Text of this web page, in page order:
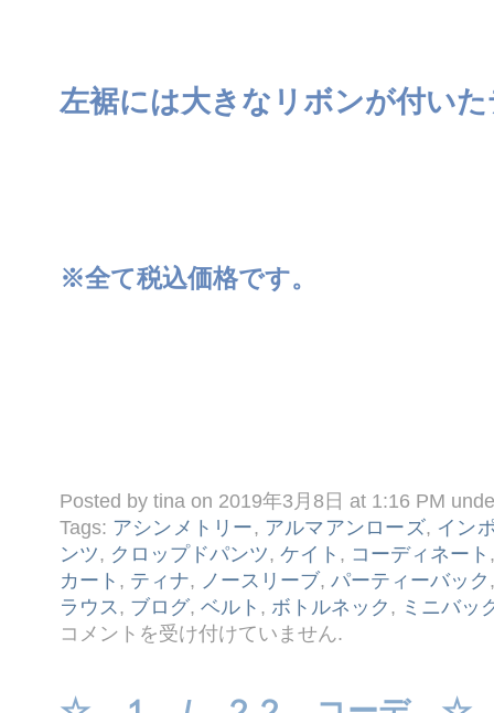
左裾には大きなリボンが付い
※全て税込価格です。
Posted by tina on 2019年3月8日 at 1:16 PM
Tags: アシンメトリー, アルマアンローズ, イン
ンツ, クロップドパンツ, ケイト , コーディネート
カート , ティナ, ノースリーブ, パーティーバック
ラウス , ブログ, ベルト , ボトルネック , ミニバッ
☆
３ /
デ
コメントを受け付けていません.